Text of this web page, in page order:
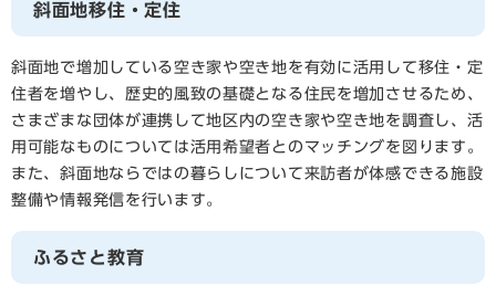
斜面地移住・定住
斜面地で増加している空き家や空き地を有効に活用して移住・定
住者を増やし、歴史的風致の基礎となる住民を増加させるため、
さまざまな団体が連携して地区内の空き家や空き地を調査し、活
用可能なものについては活用希望者とのマッチングを図ります。
また、斜面地ならではの暮らしについて来訪者が体感できる施設
整備や情報発信を行います。
ふるさと教育